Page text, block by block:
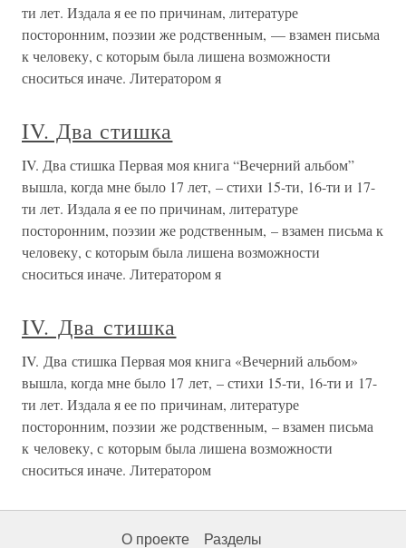
ти лет. Издала я ее по причинам, литературе
посторонним, поэзии же родственным, — взамен письма
к человеку, с которым была лишена возможности
сноситься иначе. Литератором я
IV. Два стишка
IV. Два стишка Первая моя книга “Вечерний альбом”
вышла, когда мне было 17 лет, – стихи 15-ти, 16-ти и 17-
ти лет. Издала я ее по причинам, литературе
посторонним, поэзии же родственным, – взамен письма к
человеку, с которым была лишена возможности
сноситься иначе. Литератором я
IV. Два стишка
IV. Два стишка Первая моя книга «Вечерний альбом»
вышла, когда мне было 17 лет, – стихи 15-ти, 16-ти и 17-
ти лет. Издала я ее по причинам, литературе
посторонним, поэзии же родственным, – взамен письма
к человеку, с которым была лишена возможности
сноситься иначе. Литератором
О проекте Разделы